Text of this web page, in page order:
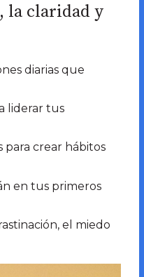
la claridad y
diarias que
liderar tus
para crear hábitos
en tus primeros
el miedo